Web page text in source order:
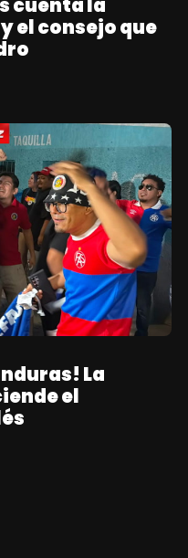
cuenta la
el consejo que
La
el